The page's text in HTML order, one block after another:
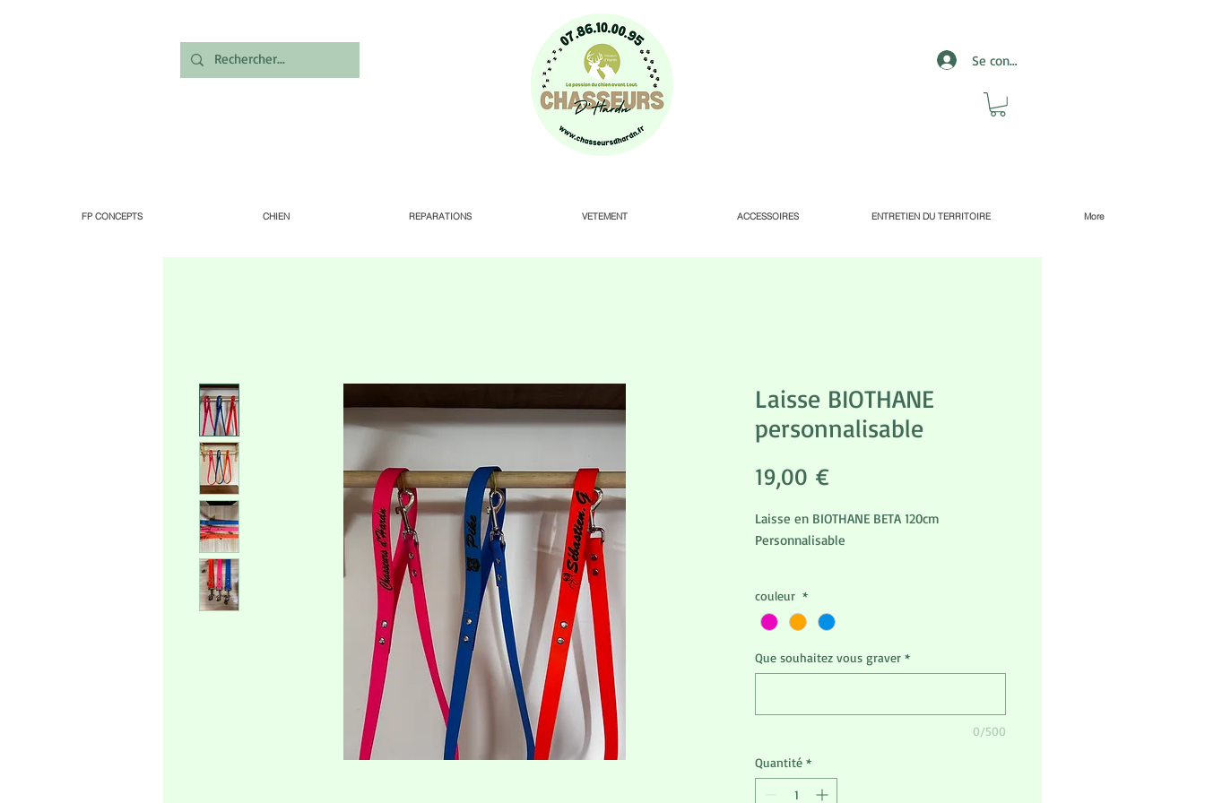
Se connecter
FP CONCEPTS CHIEN REPARATIONS VETEMENT ACCESSOIRES ENTRETIEN DU TERRITOIRE More
Laisse BIOTHANE
personnalisable
19,00 €
Laisse en BIOTHANE BETA 120cm
Personnalisable
couleur *
Que souhaitez vous graver *
0/500
Quantité *